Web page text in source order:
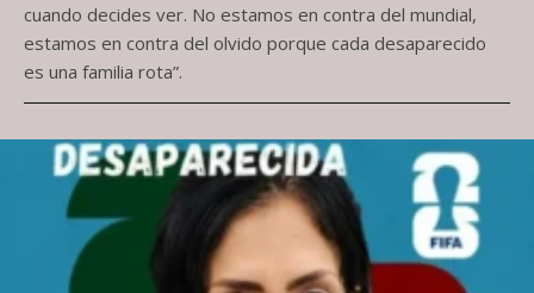
cuando decides ver. No estamos en contra del mundial,
estamos en contra del olvido porque cada desaparecido
es una familia rota”.